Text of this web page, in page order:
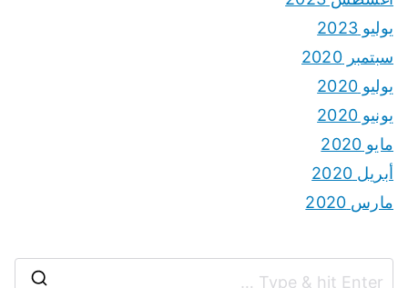
يوليو 2023
سبتمبر 2020
يوليو 2020
يونيو 2020
مايو 2020
أبريل 2020
مارس 2020